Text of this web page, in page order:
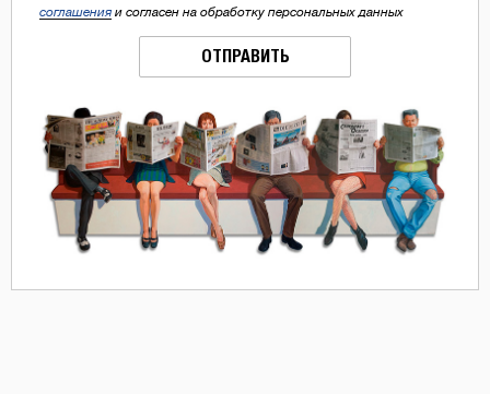
соглашения и согласен на обработку персональных данных
ОТПРАВИТЬ